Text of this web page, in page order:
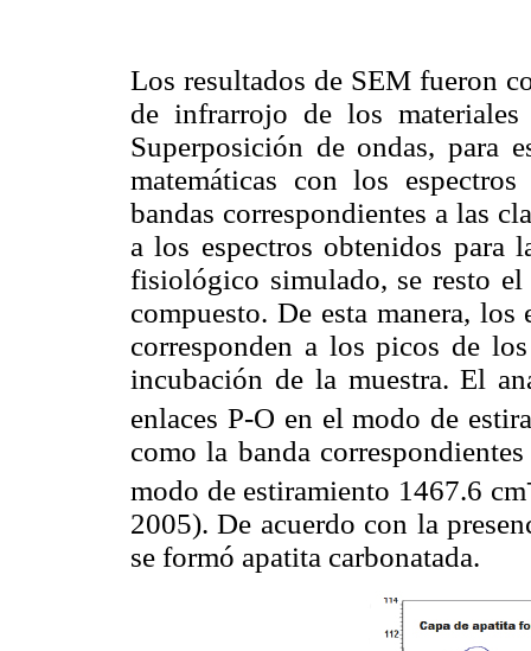
Los resultados de SEM fueron
de infrarrojo de los
Superposición de ondas, para
matemáticas con los
bandas correspondientes a las
a los espectros obtenidos para
fisiológico simulado, se resto
compuesto. De esta manera,
corresponden a los picos de
incubación de la muestra. El
enlaces P-O en el modo de
como la banda
modo de estiramiento 1467.6 cm
2005). De acuerdo con la
se formó apatita carbonatada.